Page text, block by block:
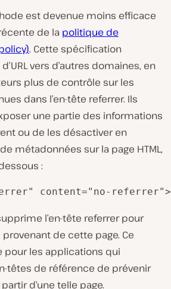
est devenue moins efficace
de la politique de
. Cette spécification
vers d’autres domaines, en
plus de contrôle sur les
dans l’en-tête referrer. Ils
une partie des informations
ou de les désactiver en
métadonnées sur la page HTML,
:
content="no-referrer">
l’en-tête referrer pour
de cette page. Ce
pour les applications qui
têtes de référence de prévenir
d’une telle page.